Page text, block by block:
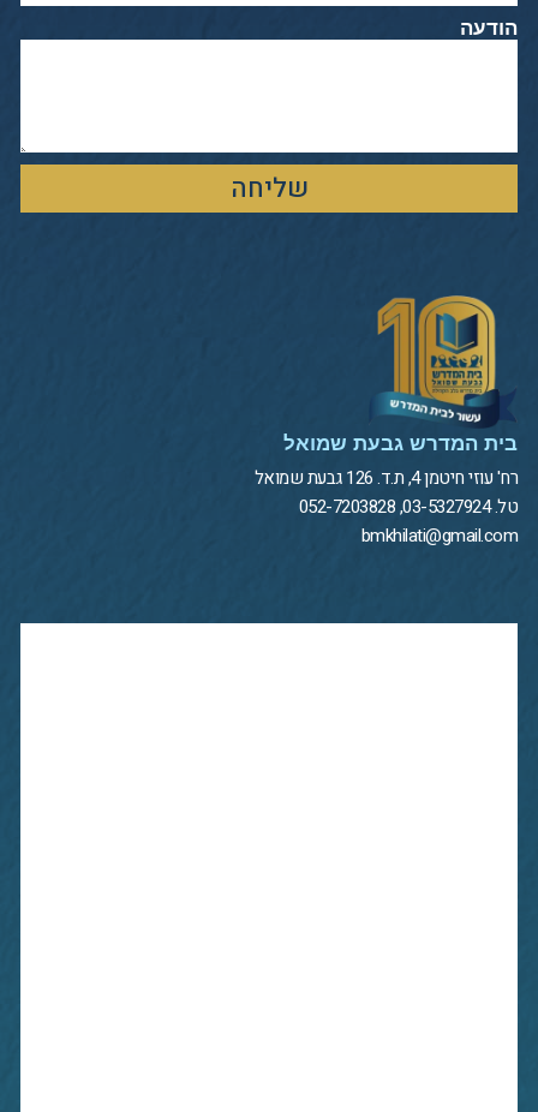
הודעה
שליחה
בית המדרש גבעת שמואל
רח' עוזי חיטמן 4, ת.ד. 126 גבעת שמואל
טל. 03-5327924, 052-7203828
bmkhilati@gmail.com